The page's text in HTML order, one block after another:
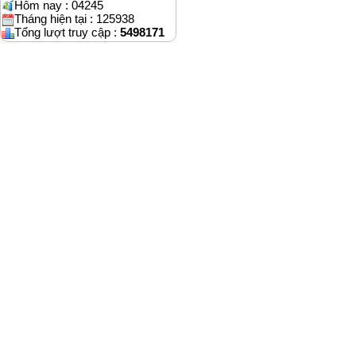
Hôm nay : 04245
Tháng hiện tại : 125938
Tổng lượt truy cập : 5498171